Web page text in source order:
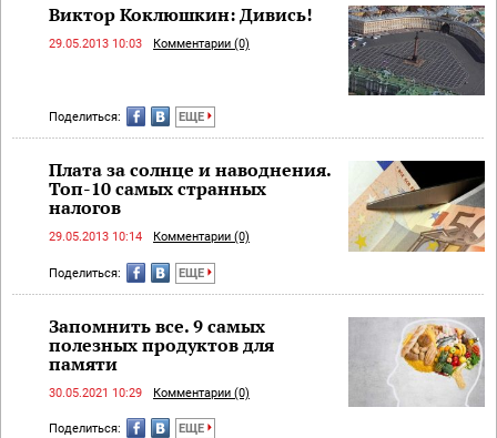
Виктор Коклюшкин: Дивись!
29.05.2013 10:03 Комментарии (0)
Поделиться: ЕЩЕ
Плата за солнце и наводнения.
Топ-10 самых странных
налогов
29.05.2013 10:14 Комментарии (0)
Поделиться: ЕЩЕ
Запомнить все. 9 самых
полезных продуктов для
памяти
30.05.2021 10:29 Комментарии (0)
Поделиться: ЕЩЕ